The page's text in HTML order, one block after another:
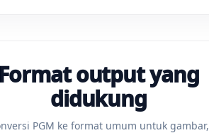
Format output yang
didukung
PGM ke format umum untuk gambar,